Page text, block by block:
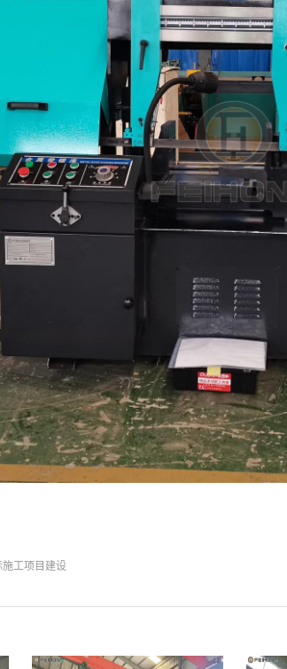
施工项目建设